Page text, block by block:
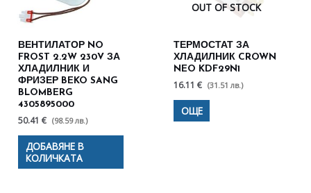
ВЕНТИЛАТОР NO
FROST 2.2W 230V ЗА
ХЛАДИЛНИК И
ФРИЗЕР BEKO SANG
BLOMBERG
4305895000
50.41 € (98.59 лв.)
ДОБАВЯНЕ В
КОЛИЧКАТА
OUT OF STOCK
ТЕРМОСТАТ ЗА
ХЛАДИЛНИК CROWN
NEO KDF29N1
16.11 € (31.51 лв.)
ОЩЕ